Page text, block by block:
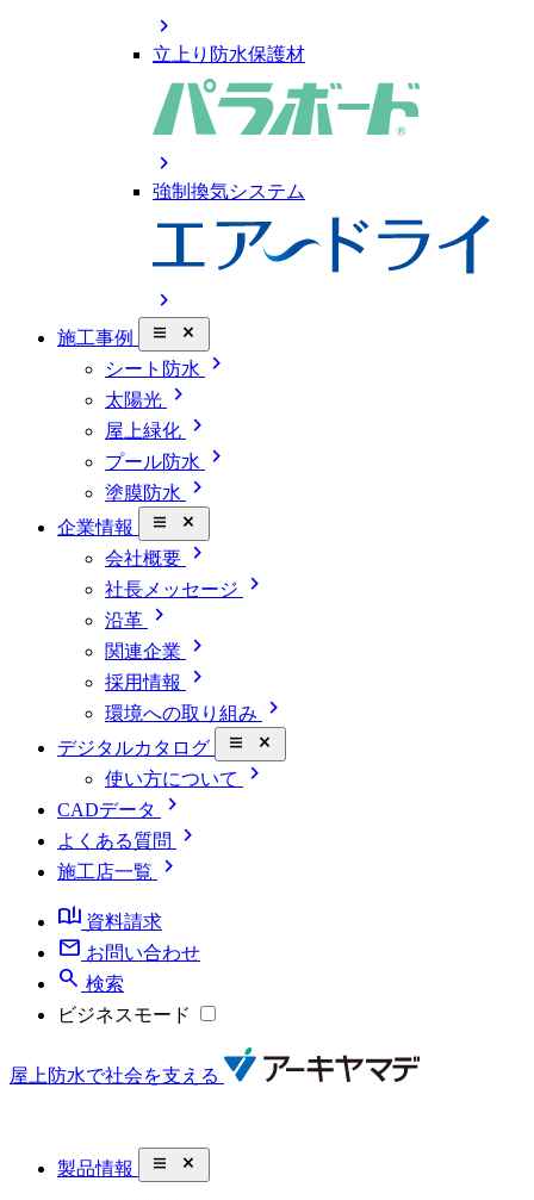
chevron_right
立上り防水保護材
chevron_right
強制換気システム
chevron_right
施工事例 close_small
シート防水 chevron_right
太陽光 chevron_right
屋上緑化 chevron_right
プール防水 chevron_right
塗膜防水 chevron_right
企業情報 close_small
会社概要 chevron_right
社長メッセージ chevron_right
沿革 chevron_right
関連企業 chevron_right
採用情報 chevron_right
環境への取り組み chevron_right
デジタルカタログ close_small
使い方について chevron_right
CADデータ chevron_right
よくある質問 chevron_right
施工店一覧
chevron_right
book_ribbon 資料請求
mail お問い合わせ
search 検索
ビジネスモード
屋上防水で社会を支える
製品情報 close_small